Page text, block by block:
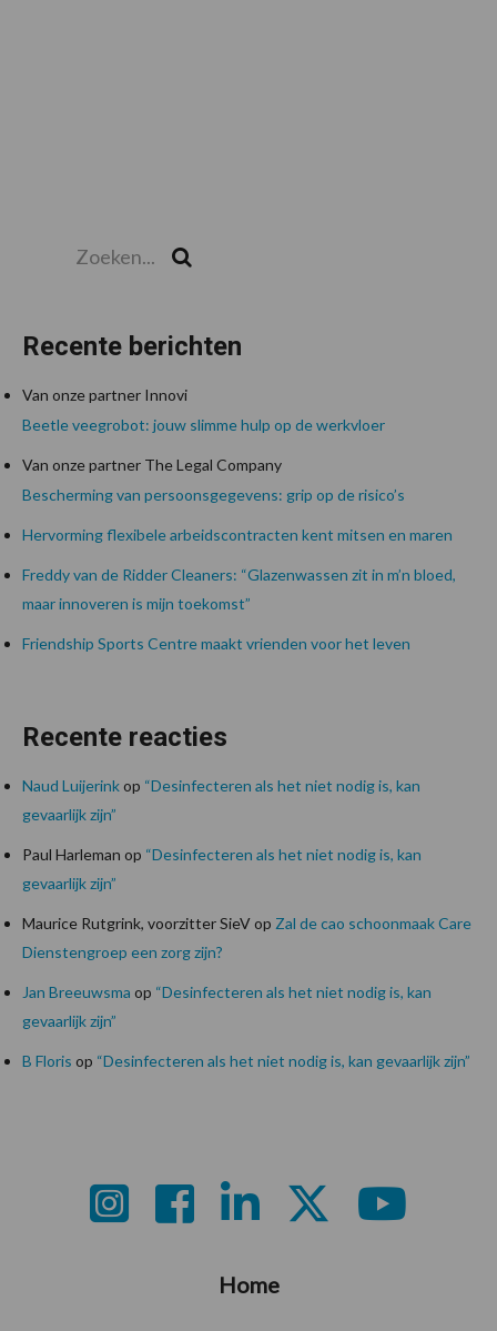
Recente berichten
Van onze partner Innovi
Beetle veegrobot: jouw slimme hulp op de werkvloer
Van onze partner The Legal Company
Bescherming van persoonsgegevens: grip op de risico’s
Hervorming flexibele arbeidscontracten kent mitsen en maren
Freddy van de Ridder Cleaners: “Glazenwassen zit in m’n bloed,
maar innoveren is mijn toekomst”
Friendship Sports Centre maakt vrienden voor het leven
Recente reacties
Naud Luijerinkop “Desinfecteren als het niet nodig is, kan
gevaarlijk zijn”
Paul Harleman op “Desinfecteren als het niet nodig is, kan
gevaarlijk zijn”
Maurice Rutgrink, voorzitter SieVop Zal de cao schoonmaak Care
Dienstengroep een zorg zijn?
Jan Breeuwsma op “Desinfecteren als het niet nodig is, kan
gevaarlijk zijn”
B Floris op “Desinfecteren als het niet nodig is, kan gevaarlijk zijn”
Home